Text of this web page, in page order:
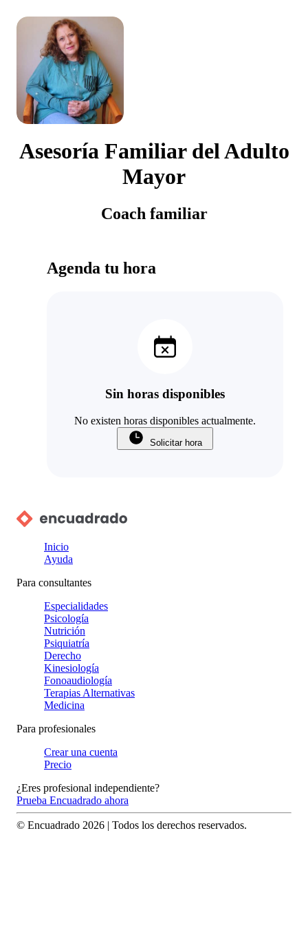
Asesoría Familiar del Adulto
Mayor
Coach familiar
Agenda tu hora
Sin horas disponibles
No existen horas disponibles actualmente.
Solicitar hora
Inicio
Ayuda
Para consultantes
Especialidades
Psicología
Nutrición
Psiquiatría
Derecho
Kinesiología
Fonoaudiología
Terapias Alternativas
Medicina
Para profesionales
Crear una cuenta
Precio
¿Eres profesional independiente?
Prueba Encuadrado ahora
© Encuadrado 2026 | Todos los derechos reservados.